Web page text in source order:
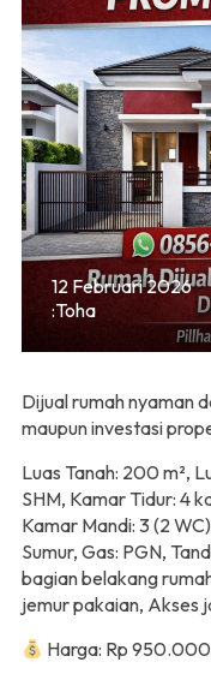
12 Februari 2026
:Toha
Dijual rumah nyaman
maupun investasi
Luas Tanah: 200 m²,
SHM, Kamar Tidur: 4
Kamar Mandi: 3 (2
Sumur, Gas: PGN,
bagian belakang
jemur pakaian, Akses
Harga: Rp